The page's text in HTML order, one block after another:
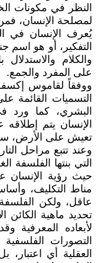
النظر في مكونات
لمصلحة الإنسان،
يُعرف الإنسان في
التفكير، أو هو اسم
والكلام
على المفرد والجمع.
ووفقاً لقاموس
التسميات القائمة
البشري، كما
الإنسان يتم
تعيش على الأرض،
وعند تتبع مراحل
التي بنتها الفلسفة
حيث رؤية الإنسان
مناط التكليف،
عاقل، ولكن
تحديد ماهية الكائن
لأبعاده المعرفية
التصورات
العقلية أي